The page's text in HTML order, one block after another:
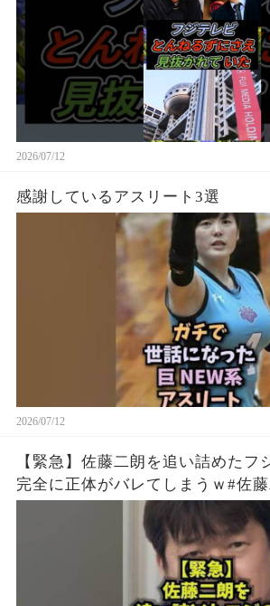
2026/07/12
感謝しているアスリート3選
2026/07/12
【緊急】佐藤二朗を追い詰めたフ
完全に正体がバレてしまうｗ#佐